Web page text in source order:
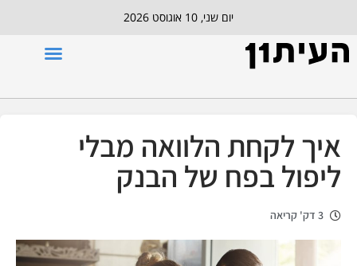
יום שני, 10 אוגוסט 2026
איך לקחת הלוואה מבלי
ליפול בפח של הבנק
3 דק' קריאה